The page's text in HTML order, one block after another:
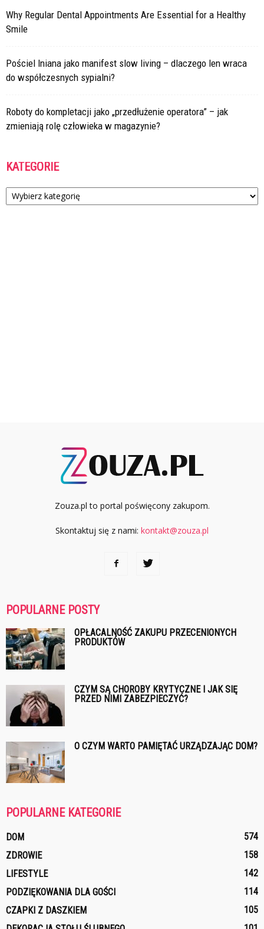
Why Regular Dental Appointments Are Essential for a Healthy
Smile
Pościel lniana jako manifest slow living – dlaczego len wraca
do współczesnych sypialni?
Roboty do kompletacji jako „przedłużenie operatora” – jak
zmieniają rolę człowieka w magazynie?
KATEGORIE
Kategorie
Zouza.pl to portal poświęcony zakupom.
Skontaktuj się z nami: kontakt@zouza.pl
POPULARNE POSTY
OPŁACALNOŚĆ ZAKUPU PRZECENIONYCH
PRODUKTÓW
CZYM SĄ CHOROBY KRYTYCZNE I JAK SIĘ
PRZED NIMI ZABEZPIECZYĆ?
O CZYM WARTO PAMIĘTAĆ URZĄDZAJĄC DOM?
POPULARNE KATEGORIE
DOM
574
ZDROWIE
158
LIFESTYLE
142
PODZIĘKOWANIA DLA GOŚCI
114
CZAPKI Z DASZKIEM
105